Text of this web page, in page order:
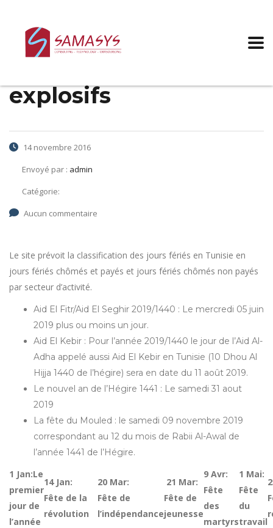
Convention collective
sectorielle:
explosifs
14 novembre 2016
Envoyé par : admin
Catégorie:
Aucun commentaire
Le site prévoit la classification des jours fériés en Tunisie en
jours fériés chômés et payés et jours fériés chômés non payés
par secteur d’activité.
Aid El Fitr/Aid El Seghir 2019/1440 : Le mercredi 05 juin
2019 plus ou moins un jour.
Aid El Kebir : Pour l’année 2019/1440 le jour de l’Aid Al-
Adha appelé aussi Aid El Kebir en Tunisie (10 Dhou Al
Hijja 1440 de l’hégire) sera en date du 11 août 2019.
Le nouvel an de l’Hégire 1441 : Le samedi 31 aout
2019
La fête du Mouled : le samedi 09 novembre 2019
correspondant au 12 du mois de Rabii Al-Awal de
l’année 1441 de l’Hégire.
1 Jan:Le
premier
jour de
l’année
14 Jan:
Fête de la
révolution
20 Mar:
Fête de
l’indépendance
21 Mar:
Fête de
jeunesse
9 Avr:
Fête
des
martyrs
1 Mai:
Fête
du
travail